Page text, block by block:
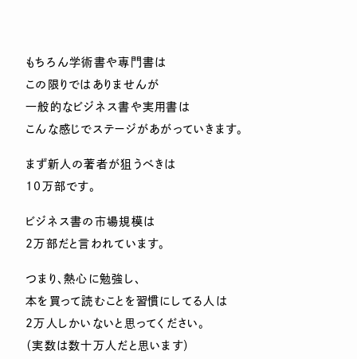
もちろん学術書や専門書は
この限りではありませんが
一般的なビジネス書や実用書は
こんな感じでステージがあがっていきます。
まず新人の著者が狙うべきは
10万部です。
ビジネス書の市場規模は
2万部だと言われています。
つまり、熱心に勉強し、
本を買って読むことを習慣にしてる人は
2万人しかいないと思ってください。
（実数は数十万人だと思います）